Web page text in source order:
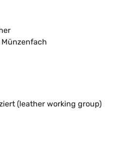
Münzenfach
(leather working group)